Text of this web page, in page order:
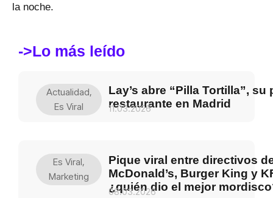
la noche.
->Lo más leído
Lay’s abre “Pilla Tortilla”, su
restaurante en Madrid
11.03.2026
Actualidad,
Es Viral
Pique viral entre directivos
McDonald’s, Burger King y
¿quién dio el mejor
08.03.2026
Es Viral,
Marketing